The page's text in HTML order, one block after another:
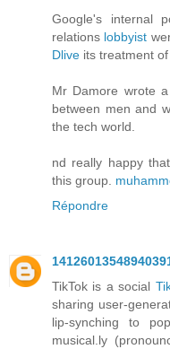
Google's internal
relations lobbyist
Dlive its treatment
Mr Damore wrote
between men and
the tech world.
nd really happy
this group.
Répondre
TikTok is a social
sharing user-
lip-synching to
musical.ly